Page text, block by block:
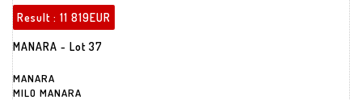
Result : 11 819EUR
MANARA - Lot 37
MANARA
MILO MANARA